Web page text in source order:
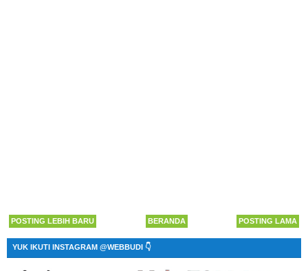
POSTING LEBIH BARU POSTING LAMA
BERANDA
YUK IKUTI INSTAGRAM @WEBBUDI 👇